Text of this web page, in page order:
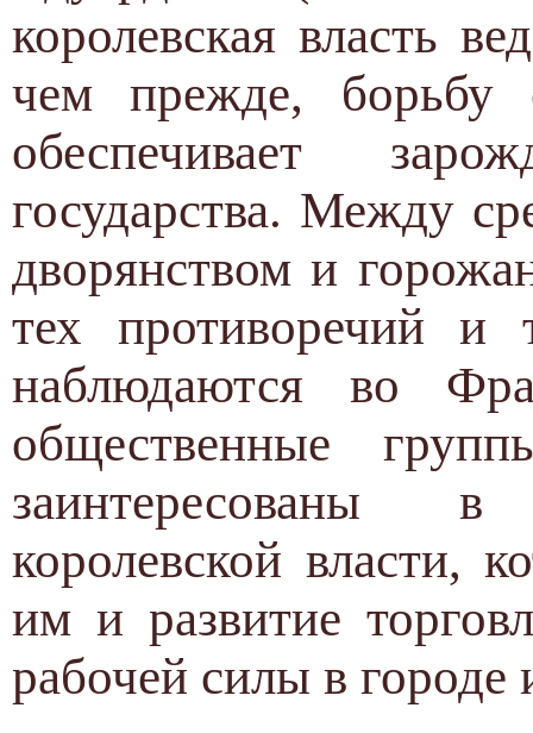
королевская власть
чем прежде,
обеспечивает
государства. Между
дворянством и
тех противоречий и
наблюдаются во
общественные
заинтересованы
королевской власти,
им и развитие
рабочей силы в городе